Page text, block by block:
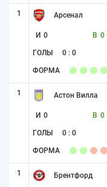
1 Арсенал
И 0 В 0
ГОЛЫ 0 : 0
ФОРМА
1 Астон Вилла
И 0 В 0
ГОЛЫ 0 : 0
ФОРМА
1 Брентфорд